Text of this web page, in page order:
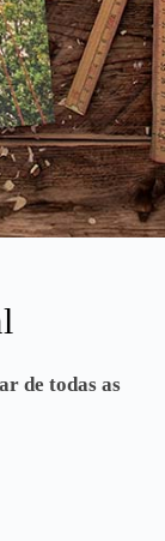
de todas as